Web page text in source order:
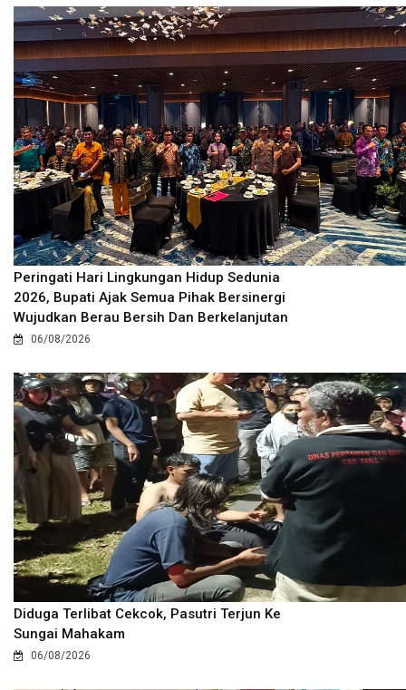
Peringati Hari Lingkungan Hidup Sedunia
2026, Bupati Ajak Semua Pihak Bersinergi
Wujudkan Berau Bersih Dan Berkelanjutan
06/08/2026
Diduga Terlibat Cekcok, Pasutri Terjun Ke
Sungai Mahakam
06/08/2026